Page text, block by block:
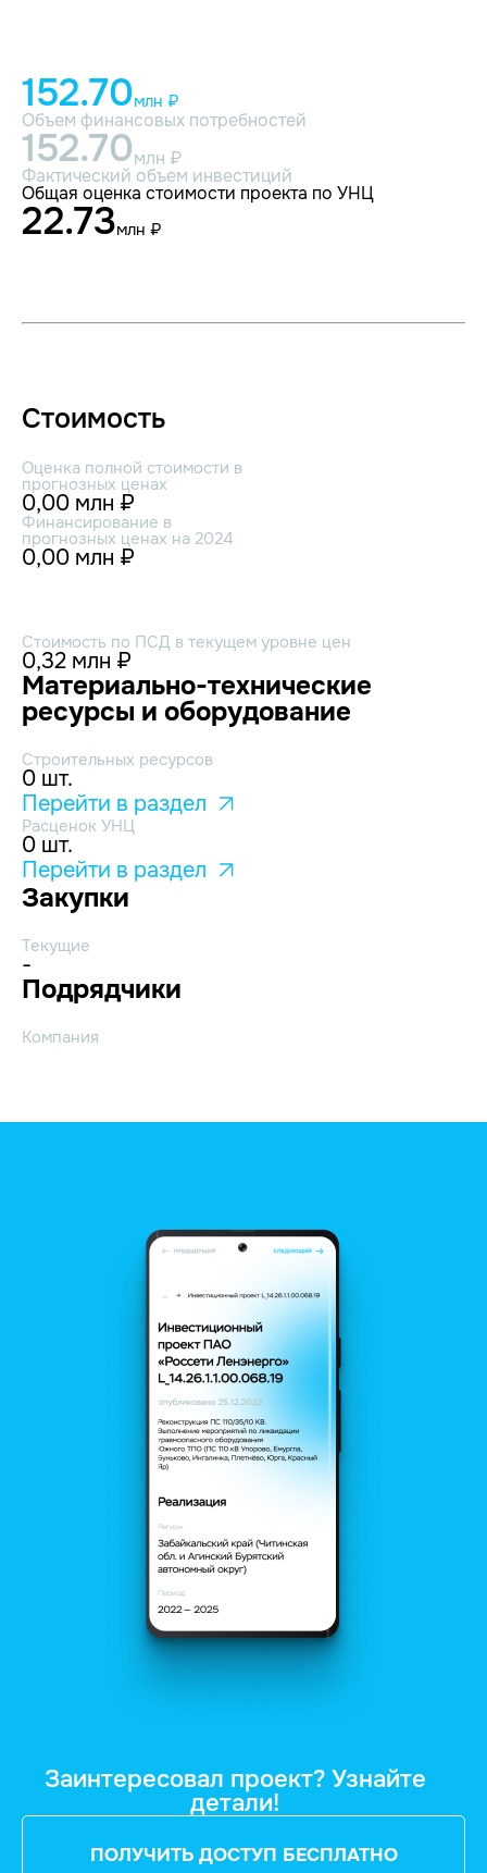
152.70млн ₽
Объем финансовых потребностей
152.70млн ₽
Фактический объем инвестиций
Общая оценка стоимости проекта по УНЦ
22.73млн ₽
Стоимость
Оценка полной стоимости в
прогнозных ценах
0,00 млн ₽
Финансирование в
прогнозных ценах на 2024
0,00 млн ₽
Стоимость по ПСД в текущем уровне цен
0,32 млн ₽
Материально-технические
ресурсы и оборудование
Строительных ресурсов
0 шт.
Перейти в раздел
Расценок УНЦ
0 шт.
Перейти в раздел
Закупки
Текущие
-
Подрядчики
Компания
Заинтересовал проект? Узнайте
детали!
ПОЛУЧИТЬ ДОСТУП БЕСПЛАТНО